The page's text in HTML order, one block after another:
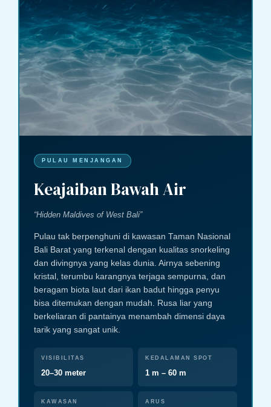
PULAU MENJANGAN
Keajaiban Bawah Air
“Hidden Maldives of West Bali”
Pulau tak berpenghuni di kawasan Taman Nasional
Bali Barat yang terkenal dengan kualitas snorkeling
dan divingnya yang kelas dunia. Airnya sebening
kristal, terumbu karangnya terjaga sempurna, dan
beragam biota laut dari ikan badut hingga penyu
bisa ditemukan dengan mudah. Rusa liar yang
berkeliaran di pantainya menambah dimensi daya
tarik yang sangat unik.
VISIBILITAS
20–30 meter
KEDALAMAN SPOT
1 m – 60 m
KAWASAN ARUS